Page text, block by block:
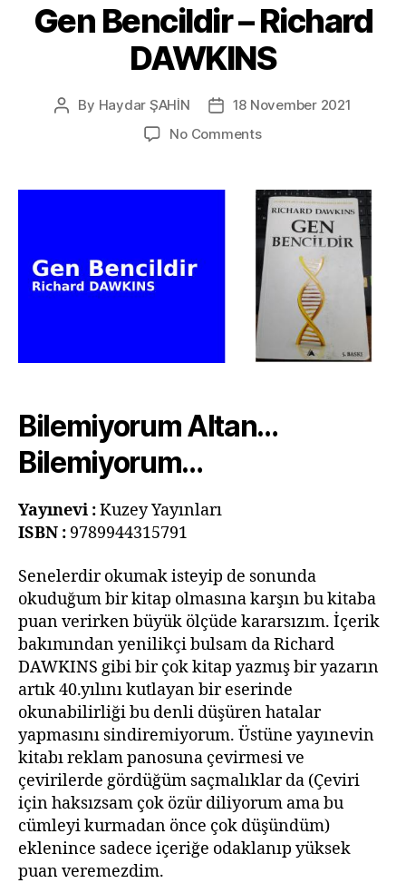
Gen Bencildir – Richard
DAWKINS
Post
By Haydar ŞAHİN
Post18 November 2021
No Commentson
–
Richard
DAWKINS
Bilemiyorum Altan…
Bilemiyorum…
Yayınevi :Kuzey Yayınları
ISBN : 9789944315791
Senelerdir okumak isteyip de sonunda
okuduğum bir kitap olmasına karşın bu kitaba
puan verirken büyük ölçüde kararsızım. İçerik
bakımından yenilikçi bulsam da Richard
DAWKINS gibi bir çok kitap yazmış bir yazarın
artık 40.yılını kutlayan bir eserinde
okunabilirliği bu denli düşüren hatalar
yapmasını sindiremiyorum. Üstüne yayınevin
kitabı reklam panosuna çevirmesi ve
çevirilerde gördüğüm saçmalıklar da (Çeviri
için haksızsam çok özür diliyorum ama bu
cümleyi kurmadan önce çok düşündüm)
eklenince sadece içeriğe odaklanıp yüksek
puan veremezdim.